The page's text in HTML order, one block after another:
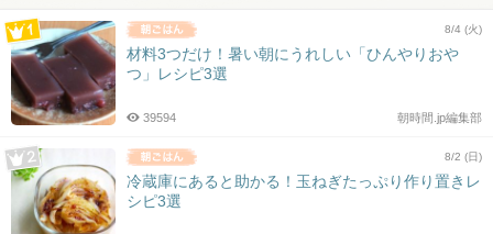
8/4 (火)
材料3つだけ！暑い朝にうれしい「ひんやりおや
つ」レシピ3選
朝時間.jp編集部
39594
8/2 (日)
冷蔵庫にあると助かる！玉ねぎたっぷり作り置きレ
シピ3選